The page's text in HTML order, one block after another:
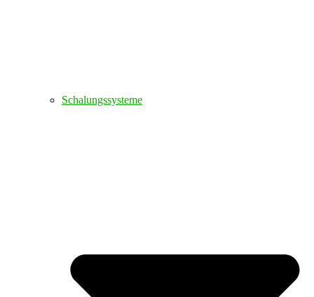
Schalungssysteme